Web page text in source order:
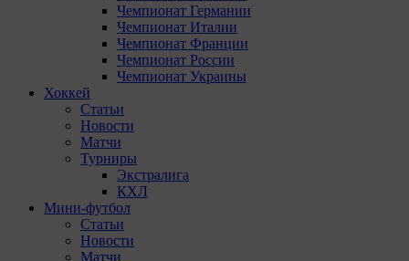
Чемпионат Германии
Чемпионат Италии
Чемпионат Франции
Чемпионат России
Чемпионат Украины
Хоккей
Статьи
Новости
Матчи
Турниры
Экстралига
КХЛ
Мини-футбол
Статьи
Новости
Матчи